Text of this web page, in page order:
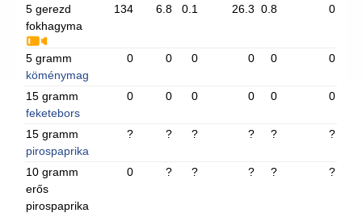
5 gerezd
fokhagyma
134 6.8 0.1 26.3 0.8 0
5 gramm
köménymag
0 0 0 0 0 0
15 gramm
feketebors
0 0 0 0 0 0
15 gramm
pirospaprika
? ? ? ? ? ?
10 gramm
erős
pirospaprika
0 ? ? ? ? ?